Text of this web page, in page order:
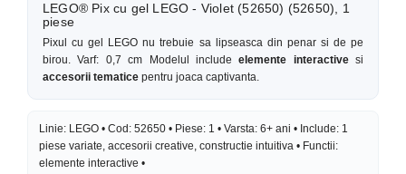
LEGO® Pix cu gel LEGO - Violet (52650) (52650), 1
piese
Pixul cu gel LEGO nu trebuie sa lipseasca din penar si de pe
birou. Varf: 0,7 cm Modelul includeelemente interactivesi
accesorii tematice pentru joaca captivanta.
Linie: LEGO • Cod: 52650 • Piese: 1 • Varsta: 6+ ani • Include: 1
piese variate, accesorii creative, constructie intuitiva • Functii:
elemente interactive •